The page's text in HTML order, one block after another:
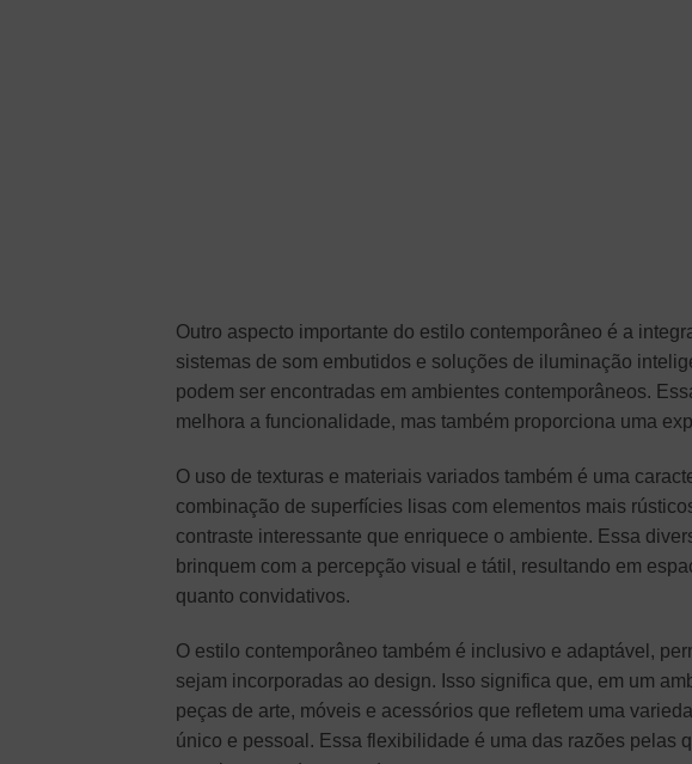
Outro aspecto importante do estilo contemporâneo é a
sistemas de som embutidos e soluções de iluminação
podem ser encontradas em ambientes contemporâneos.
melhora a funcionalidade, mas também proporciona uma
O uso de texturas e materiais variados também é uma
combinação de superfícies lisas com elementos mais
contraste interessante que enriquece o ambiente. Essa
brinquem com a percepção visual e tátil, resultando em
quanto convidativos.
O estilo contemporâneo também é inclusivo e adaptável,
sejam incorporadas ao design. Isso significa que, em um
peças de arte, móveis e acessórios que refletem uma
único e pessoal. Essa flexibilidade é uma das razões pelas